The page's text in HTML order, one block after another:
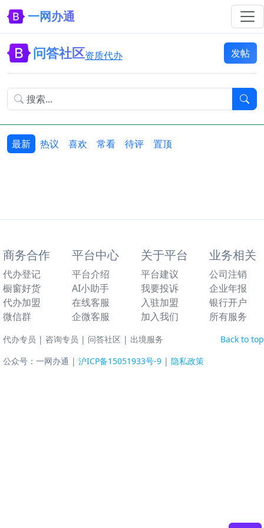
一网办通
问答社区资质代办 发帖
最新 热议 喜欢 常看 待评 置顶
商务合作
代办登记
橱窗好货
代办加盟
微信群
平台中心
平台介绍
AI小助手
在线客服
企微客服
关于平台
平台建议
我要投诉
入驻加盟
加入我们
业务相关
公司注销
企业年报
银行开户
所有服务
Back to top
代办专员 | 咨询专员 | 问答社区 | 出境服务
公众号：一网办通 | 沪ICP备15051933号-9 | 隐私政策